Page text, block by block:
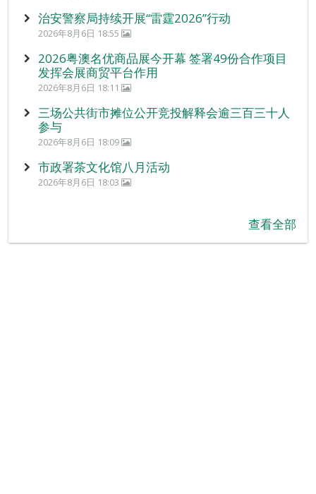
治安警察局持续开展“雷霆2026”行动
2026年8月6日 18:55
2026粤澳名优商品展今开幕 签署49份合作项目
发挥会展商贸平台作用
2026年8月6日 18:11
三场公共街市摊位公开竞投解释会逾三百三十人
参与
2026年8月6日 18:09
市政署茶文化馆八月活动
2026年8月6日 18:03
查看全部